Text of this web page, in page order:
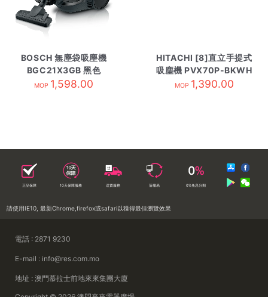
BOSCH 無塵袋吸塵機
BGC21X3GB 黑色
MOP 1,598.00
HITACHI [8]直立手提式
吸塵機 PVX70P-BKWH
MOP 1,390.00
正品保障 10天保障服務 送貨服務 落樓易 0%免息分期
請使用IE10, 最新Chrome,firefox或safari以獲得最佳瀏覽效果
電話 : 2871 9230
E-mail : info@res.com.mo
地址 : 澳門慕拉士前地來來集團大廈